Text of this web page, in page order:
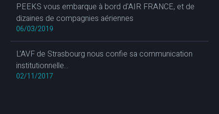
PEEKS vous embarque à bord d'AIR FRANCE, et de
dizaines de compagnies aériennes
06/03/2019
L'AVF de Strasbourg nous confie sa communication
institutionnelle...
02/11/2017